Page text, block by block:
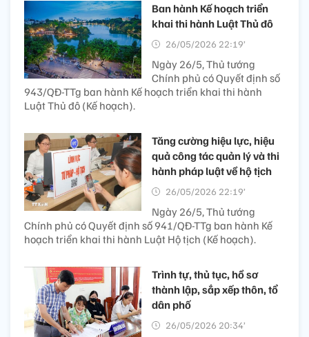
Ban hành Kế hoạch triển
khai thi hành Luật Thủ đô
26/05/2026 22:19’
Ngày 26/5, Thủ tướng
Chính phủ có Quyết định số
943/QĐ-TTg ban hành Kế hoạch triển khai thi hành
Luật Thủ đô (Kế hoạch).
Tăng cường hiệu lực, hiệu
quả công tác quản lý và thi
hành pháp luật về hộ tịch
26/05/2026 22:19’
Ngày 26/5, Thủ tướng
Chính phủ có Quyết định số 941/QĐ-TTg ban hành Kế
hoạch triển khai thi hành Luật Hộ tịch (Kế hoạch).
Trình tự, thủ tục, hồ sơ
thành lập, sắp xếp thôn, tổ
dân phố
26/05/2026 20:34’